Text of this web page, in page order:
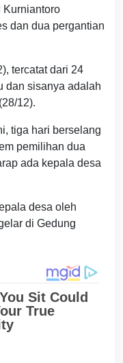
Kurniantoro
dan dua pergantian
tercatat dari 24
dan sisanya adalah
12).
tiga hari berselang
pemilihan dua
ada kepala desa
desa oleh
di Gedung